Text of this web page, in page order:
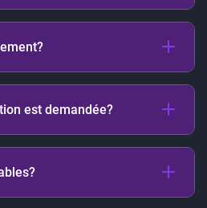
la méthode et la vérification.
de paiement.
est demandée?
joueur.